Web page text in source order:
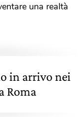
una realtà
in arrivo nei
Roma